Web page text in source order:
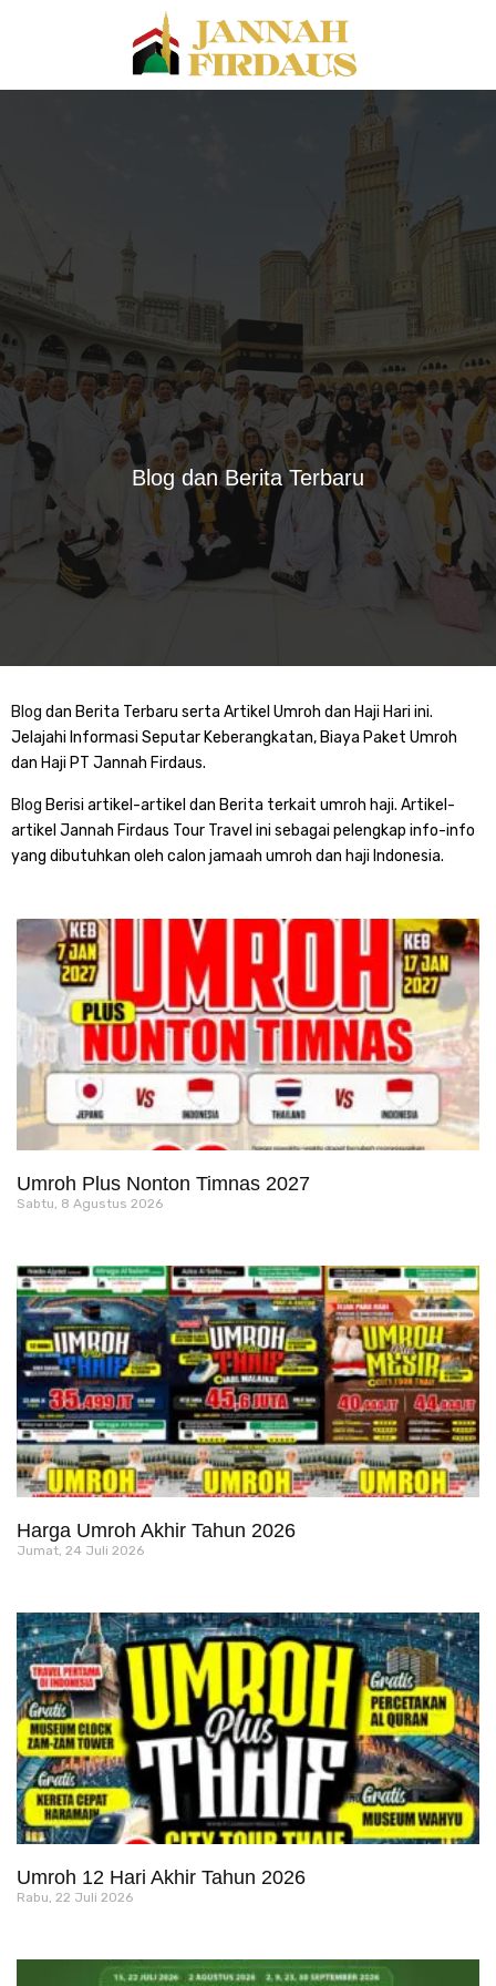
Blog dan Berita Terbaru
Blog dan Berita Terbaru serta Artikel Umroh dan Haji Hari ini.
Jelajahi Informasi Seputar Keberangkatan, Biaya Paket Umroh
dan Haji PT Jannah Firdaus.
Blog Berisi artikel-artikel dan Berita terkait umroh haji. Artikel-
artikel Jannah Firdaus Tour Travel ini sebagai pelengkap info-info
yang dibutuhkan oleh calon jamaah umroh dan haji Indonesia.
Umroh Plus Nonton Timnas 2027
Sabtu, 8 Agustus 2026
Harga Umroh Akhir Tahun 2026
Jumat, 24 Juli 2026
Umroh 12 Hari Akhir Tahun 2026
Rabu, 22 Juli 2026